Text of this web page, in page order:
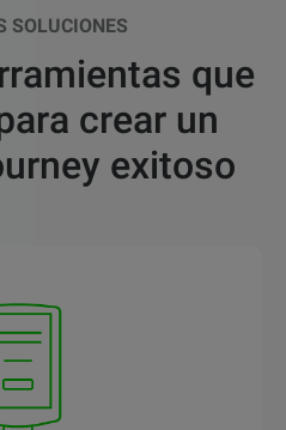
SOLUCIONES
que
crear un
exitoso